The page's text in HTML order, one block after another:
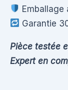
Emballage
Garantie
Pièce testée
Expert en